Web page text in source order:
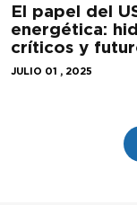
El papel del
energética:
críticos y
JULIO 01 , 2025